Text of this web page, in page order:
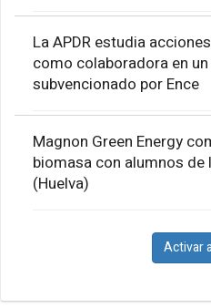
La APDR estudia
como colaboradora en
subvencionado por Ence
Magnon Green Energy
biomasa con alumnos de
(Huelva)
Activar